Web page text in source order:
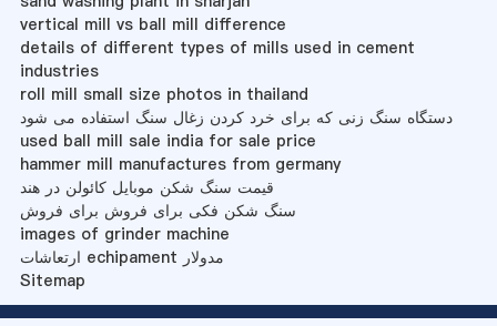
vertical mill vs ball mill difference
details of different types of mills used in cement
industries
roll mill small size photos in thailand
دستگاه سنگ زنی که برای خرد کردن زغال سنگ استفاده می شود
used ball mill sale india for sale price
hammer mill manufactures from germany
قیمت سنگ شکن موبایل کائولن در هند
سنگ شکن فکی برای فروش برای فروش
images of grinder machine
ارتعاشات echipament مدولار
Sitemap